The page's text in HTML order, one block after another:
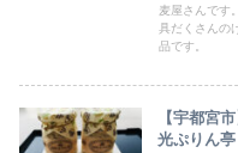
麦屋さんです
具だくさんの
品です。
【宇都宮
光ぷりん